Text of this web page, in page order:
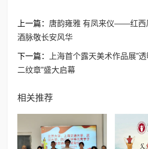
上一篇： 唐韵雍雅 有凤来仪——红西
酒脉敬长安风华
下一篇：
上海首个露天美术作品展”
二纹章”盛大启幕
相关推荐